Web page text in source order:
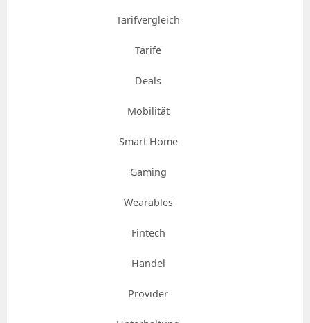
Tarifvergleich
Tarife
Deals
Mobilität
Smart Home
Gaming
Wearables
Fintech
Handel
Provider